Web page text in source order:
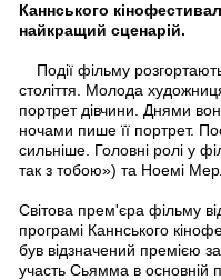
Каннського
найкращий сценарій.
Події фільму
століття. Молода
портрет дівчини. Днями
ночами пише її портрет.
сильніше. Головні ролі у
так з тобою») та Ноемі
Світова прем'єра фільму
програмі Каннського
був відзначений премією
участь Сьямма в основній